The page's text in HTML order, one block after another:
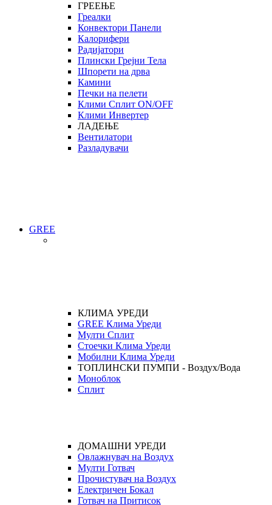
ГРЕЕЊЕ
Греалки
Конвектори Панели
Калорифери
Радијатори
Плински Грејни Тела
Шпорети на дрва
Камини
Печки на пелети
Клими Сплит ON/OFF
Клими Инвертер
ЛАДЕЊЕ
Вентилатори
Разладувачи
GREE
КЛИМА УРЕДИ
GREE Клима Уреди
Мулти Сплит
Стоечки Клима Уреди
Мобилни Клима Уреди
ТОПЛИНСКИ ПУМПИ - Воздух/Вода
Моноблок
Сплит
ДОМАШНИ УРЕДИ
Овлажнувач на Воздух
Мулти Готвач
Прочистувач на Воздух
Електричен Бокал
Готвач на Притисок